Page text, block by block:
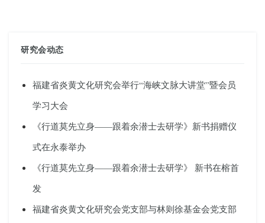
研究会动态
福建省炎黄文化研究会举行“海峡文脉大讲堂”暨会员
学习大会
《行道莫先立身——跟着余潜士去研学》新书捐赠仪
式在永泰举办
《行道莫先立身——跟着余潜士去研学》 新书在榕首
发
福建省炎黄文化研究会党支部与林则徐基金会党支部